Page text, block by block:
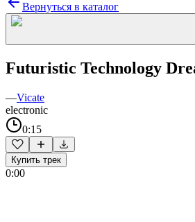
Вернуться в каталог
Futuristic Technology
—Vicate
electronic
0:15
Купить трек
0:00